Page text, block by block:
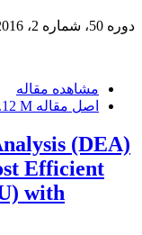
دوره 50، شماره 2، 2016، صفحه
مشاهده مقاله
اصل مقاله M
(DEA)
Efficient
with